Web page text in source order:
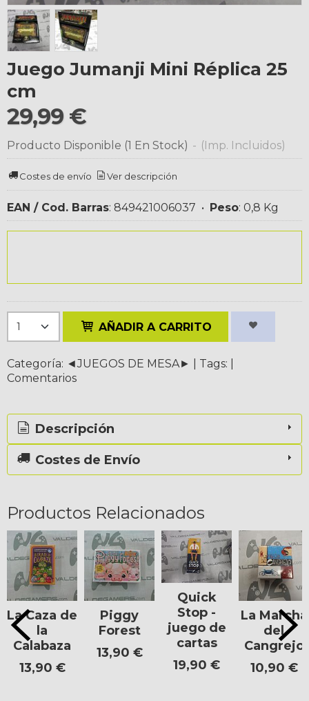
Juego Jumanji Mini Réplica 25
cm
29,99 €
Producto Disponible (1 En Stock) - (Imp. Incluidos)
Costes de envío Ver descripción
EAN / Cod. Barras: 849421006037 • Peso: 0,8 Kg
AÑADIR A CARRITO
Categoría: ◄JUEGOS DE MESA► Tags:
Comentarios
Descripción
Costes de Envío
Productos Relacionados
La Caza de
la
Calabaza
13,90 €
Piggy
Forest
13,90 €
Quick
Stop -
juego de
cartas
19,90 €
La Marcha
del
Cangrejo
10,90 €